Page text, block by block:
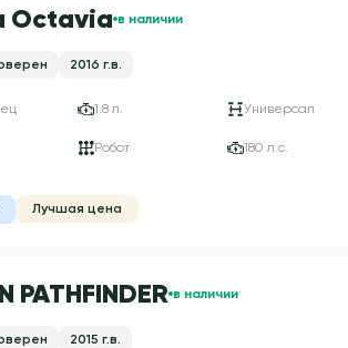
Octavia в наличии
2016 г.в.
1.8 л. Универсал
Робот 180 л.с.
Лучшая цена
PATHFINDER в наличии
2015 г.в.